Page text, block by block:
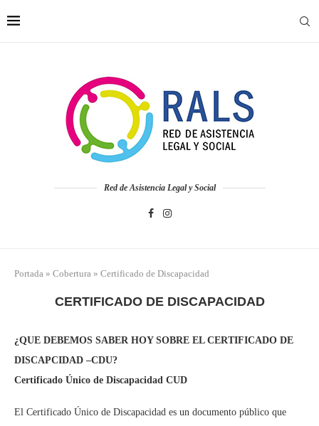
Red de Asistencia Legal y Social
Portada » Cobertura » Certificado de Discapacidad
CERTIFICADO DE DISCAPACIDAD
¿QUE DEBEMOS SABER HOY SOBRE EL CERTIFICADO DE
DISCAPCIDAD –CDU?
Certificado Único de Discapacidad CUD
El Certificado Único de Discapacidad es un documento público que